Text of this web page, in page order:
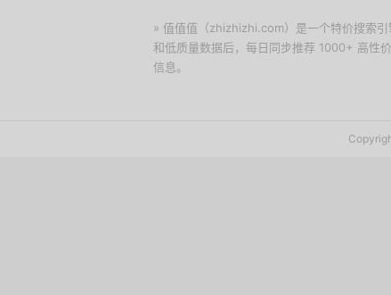
» 值值值（zhizhizhi.com）是一个特价搜索
和低质量数据后，每日同步推荐 1000+ 高性
信息。